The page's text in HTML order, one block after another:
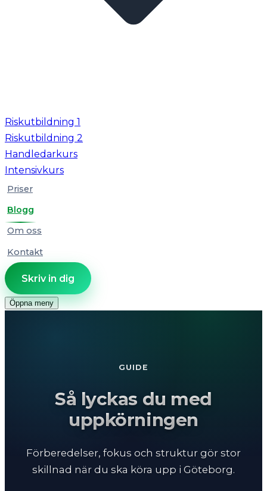
Riskutbildning 1
Riskutbildning 2
Handledarkurs
Intensivkurs
Priser
Blogg
Om oss
Kontakt
Skriv in dig
Öppna meny
GUIDE
Så lyckas du med
uppkörningen
Förberedelser, fokus och struktur gör stor
skillnad när du ska köra upp i Göteborg.